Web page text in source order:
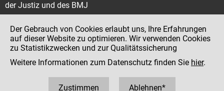
der Justiz und des BMJ
Impressum
Datenschutz
Der Gebrauch von Cookies erlaubt uns, Ihre Erfahrungen
auf dieser Website zu optimieren. Wir verwenden Cookies
zu Statistikzwecken und zur Qualitätssicherung
Weitere Informationen zum Datenschutz finden Sie hier.
Zustimmen Ablehnen*